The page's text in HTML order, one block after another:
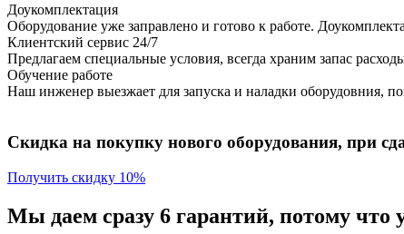
Доукомплектация
Оборудование уже заправлено и готово к работе.
Клиентский сервис 24/7
Предлагаем специальные условия, всегда храним запас
Обучение работе
Наш инженер выезжает для запуска и наладки оборудовния,
Скидка на покупку нового оборудования, при
Получить скидку 10%
Мы даем сразу 6 гарантий, потому что